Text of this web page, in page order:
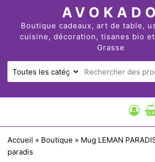
AVOKADO
Boutique cadeaux, art de table,
cuisine, décoration, tisanes bio
Grasse
Accueil » Boutique » Mug LEMAN
paradis